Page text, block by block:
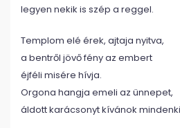
legyen nekik is szép a reggel.
Templom elé érek, ajtaja nyitva,
a bentről jövő fény az embert
éjféli misére hívja.
Orgona hangja emeli az ünnepet,
áldott karácsonyt kívánok